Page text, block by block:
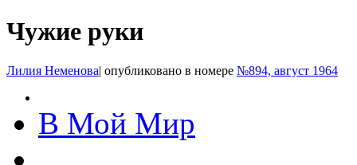
Чужие руки
Лилия Неменова| опубликовано в номере №894, август 1964
В Мой Мир